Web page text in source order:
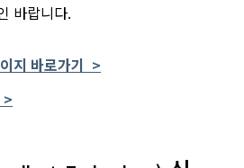
바랍니다.
지 바로가기 >